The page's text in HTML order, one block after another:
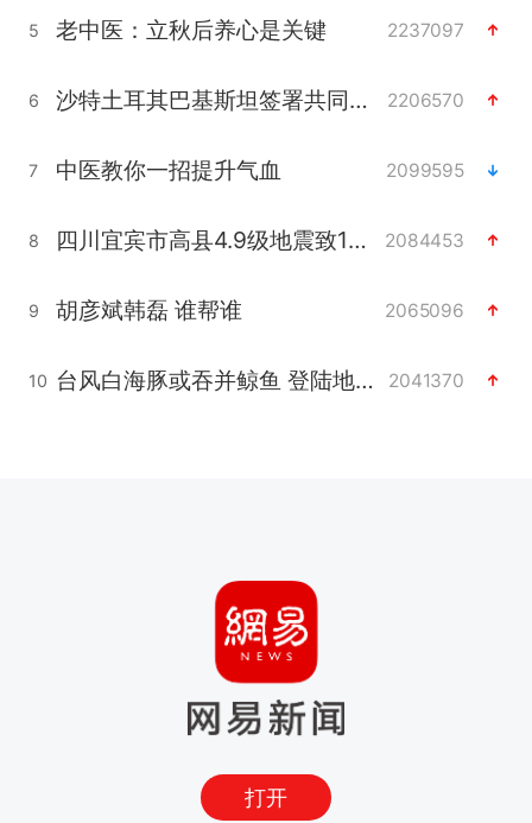
5 老中医：立秋后养心是关键 2237097
6 沙特土耳其巴基斯坦签署共同防务协议 2206570
7 中医教你一招提升气血 2099595
8 四川宜宾市高县4.9级地震致1人死亡 2084453
9 胡彦斌韩磊 谁帮谁 2065096
10 台风白海豚或吞并鲸鱼 登陆地点更新 2041370
打开